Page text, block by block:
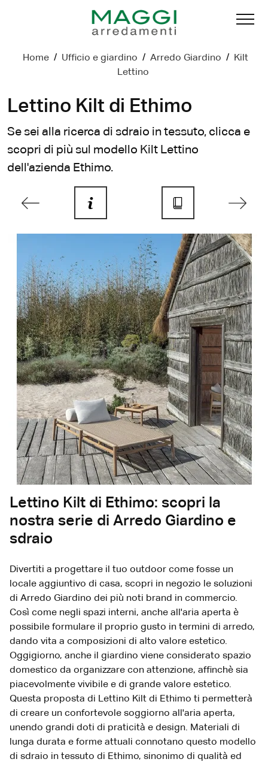
Home / Ufficio e giardino / Arredo Giardino / Kilt
Lettino
Lettino Kilt di Ethimo
Se sei alla ricerca di sdraio in tessuto, clicca e
scopri di più sul modello Kilt Lettino
dell'azienda Ethimo.
Lettino Kilt di Ethimo: scopri la
nostra serie di Arredo Giardino e
sdraio
Divertiti a progettare il tuo outdoor come fosse un
locale aggiuntivo di casa, scopri in negozio le soluzioni
di Arredo Giardino dei più noti brand in commercio.
Così come negli spazi interni, anche all'aria aperta è
possibile formulare il proprio gusto in termini di arredo,
dando vita a composizioni di alto valore estetico.
Oggigiorno, anche il giardino viene considerato spazio
domestico da organizzare con attenzione, affinchè sia
piacevolmente vivibile e di grande valore estetico.
Questa proposta di Lettino Kilt di Ethimo ti permetterà
di creare un confortevole soggiorno all'aria aperta,
unendo grandi doti di praticità e design. Materiali di
lunga durata e forme attuali connotano questo modello
di sdraio in tessuto di Ethimo, sinonimo di qualità ed